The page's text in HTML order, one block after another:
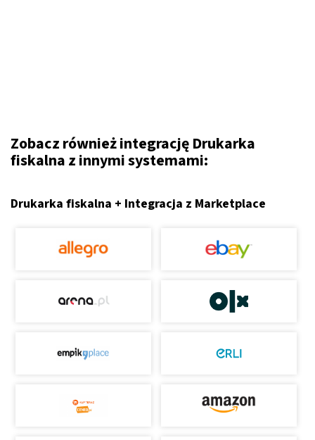
Zobacz również integrację Drukarka
fiskalna z innymi systemami:
Drukarka fiskalna + Integracja z Marketplace